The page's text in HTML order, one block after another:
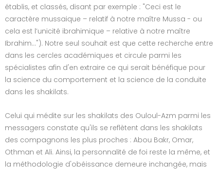
établis, et classés, disant par exemple : "Ceci est le
caractère mussaique – relatif à notre maître Mussa - ou
cela est l’unicité ibrahimique – relative à notre maître
Ibrahim..."). Notre seul souhait est que cette recherche entre
dans les cercles académiques et circule parmi les
spécialistes afin d'en extraire ce qui serait bénéfique pour
la science du comportement et la science de la conduite
dans les shakilats.
Celui qui médite sur les shakilats des Ouloul-Azm parmi les
messagers constate qu'ils se reflètent dans les shakilats
des compagnons les plus proches : Abou Bakr, Omar,
Othman et Ali. Ainsi, la personnalité de foi reste la même, et
la méthodologie d'obéissance demeure inchangée, mais